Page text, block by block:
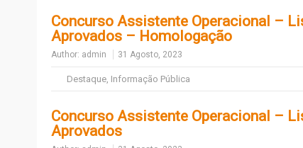
Concurso Assistente Operacional –
Aprovados – Homologação
Author: admin 31 Agosto, 2023
Destaque, Informação Pública
Concurso Assistente Operacional –
Aprovados